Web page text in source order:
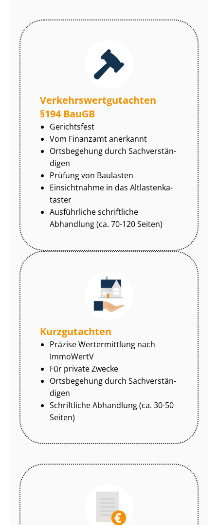
Ver­kehrs­wert­gut­ach­ten
§194 BauGB
Gerichtsfest
Vom Finanzamt anerkannt
Ortsbegehung durch Sach­ver­stän­
di­gen
Prüfung von Baulasten
Einsichtnahme in das Alt­las­ten­ka­
tas­ter
Ausführliche schriftliche
Abhandlung (ca. 70-120 Seiten)
Kurzgutachten
Präzise Wertermittlung nach
ImmoWertV
Für private Zwecke
Ortsbegehung durch Sach­ver­stän­
di­gen
Schriftliche Abhandlung (ca. 30-50
Seiten)